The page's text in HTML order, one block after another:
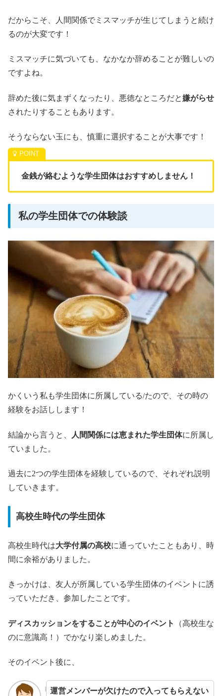
だからこそ、人間関係でミスマッチが生じてしまうと続け
るのが大変です！
ミスマッチに気づいても、なかなか辞めることが難しいの
ですよね。
辞めた後に気まずくなったり、悪徳なところだと嫌がらせ
されたりすることもあります。
そうならない玉にも、慎重に選択することが大事です！
金銭が絡むような学生団体はおすすめしません！
私の学生団体での体験談
かくいう私も学生団体に所属している/たので、その時の
経験をお話しします！
結論から言うと、 人間関係には恵まれた学生団体に所属し
ていました。
過去に2つの学生団体を経験しているので、それぞれ説明
していきます。
高校生時代の学生団体
高校生時代は大学付属の高校に通っていたこともあり、時
間に余裕がありました。
きっかけは、友人が所属している学生団体のイベントに誘
っていただき、参加したことです。
ディスカッションをすることが中心のイベント
（高校生な
のに意識高！）でかなり楽しめました。
そのイベント後に、
運営メンバーが欠けたので入ってもらえない